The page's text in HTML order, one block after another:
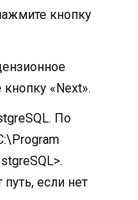
кнопку
«Next».
По
если нет